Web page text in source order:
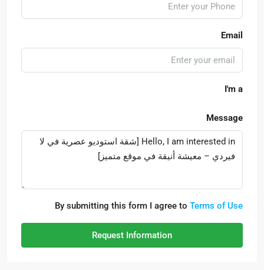
Email
I'm a
Message
By submitting this form I agree to Terms of Use
Request Information